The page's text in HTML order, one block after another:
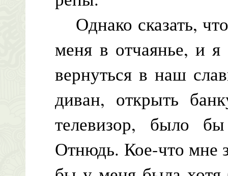
Однако сказать,
меня в отчаянье, и
вернуться в наш
диван, открыть
телевизор, было
Отнюдь. Кое-что мне